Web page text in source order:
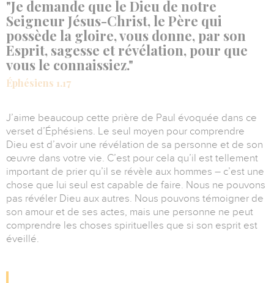
"Je demande que le Dieu de notre
Seigneur Jésus-Christ, le Père qui
possède la gloire, vous donne, par son
Esprit, sagesse et révélation, pour que
vous le connaissiez."
Éphésiens 1.17
J’aime beaucoup cette prière de Paul évoquée dans ce
verset d’Éphésiens. Le seul moyen pour comprendre
Dieu est d’avoir une révélation de sa personne et de son
œuvre dans votre vie. C’est pour cela qu’il est tellement
important de prier qu’il se révèle aux hommes – c’est une
chose que lui seul est capable de faire. Nous ne pouvons
pas révéler Dieu aux autres. Nous pouvons témoigner de
son amour et de ses actes, mais une personne ne peut
comprendre les choses spirituelles que si son esprit est
éveillé.